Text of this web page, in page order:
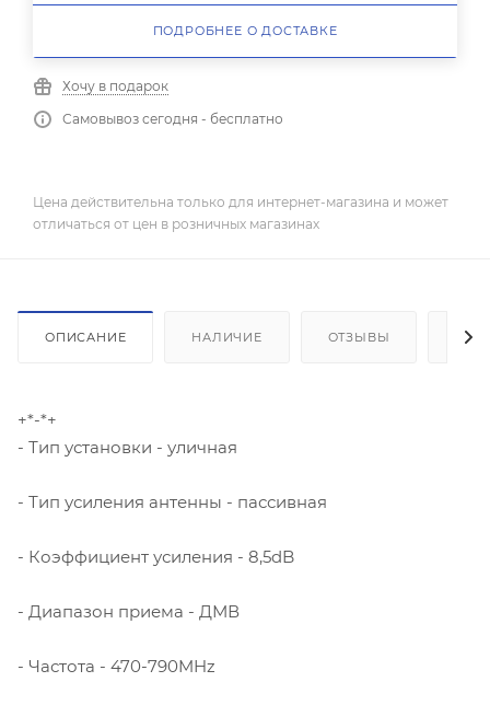
ПОДРОБНЕЕ О ДОСТАВКЕ
Хочу в подарок
Самовывоз сегодня - бесплатно
Цена действительна только для интернет-магазина и может
отличаться от цен в розничных магазинах
ОПИСАНИЕ НАЛИЧИЕ ОТЗЫВЫ
+*-*+
- Тип установки - уличная
- Тип усиления антенны - пассивная
- Коэффициент усиления - 8,5dB
- Диапазон приема - ДМВ
- Частота - 470-790MHz